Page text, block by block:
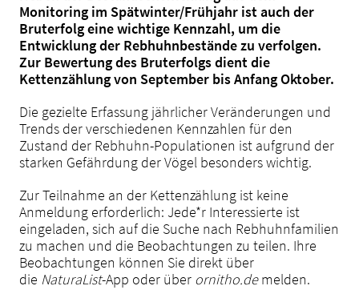
Monitoring im Spätwinter/Frühjahr ist auch der
Bruterfolg eine wichtige Kennzahl, um die
Entwicklung der Rebhuhnbestände zu verfolgen.
Zur Bewertung des Bruterfolgs dient die
Kettenzählung von September bis Anfang Oktober.
Die gezielte Erfassung jährlicher Veränderungen und
Trends der verschiedenen Kennzahlen für den
Zustand der Rebhuhn-Populationen ist aufgrund der
starken Gefährdung der Vögel besonders wichtig.
Zur Teilnahme an der Kettenzählung ist keine
Anmeldung erforderlich: Jede*r Interessierte ist
eingeladen, sich auf die Suche nach Rebhuhnfamilien
zu machen und die Beobachtungen zu teilen. Ihre
Beobachtungen können Sie direkt über
die NaturaList-App oder über ornitho.demelden.